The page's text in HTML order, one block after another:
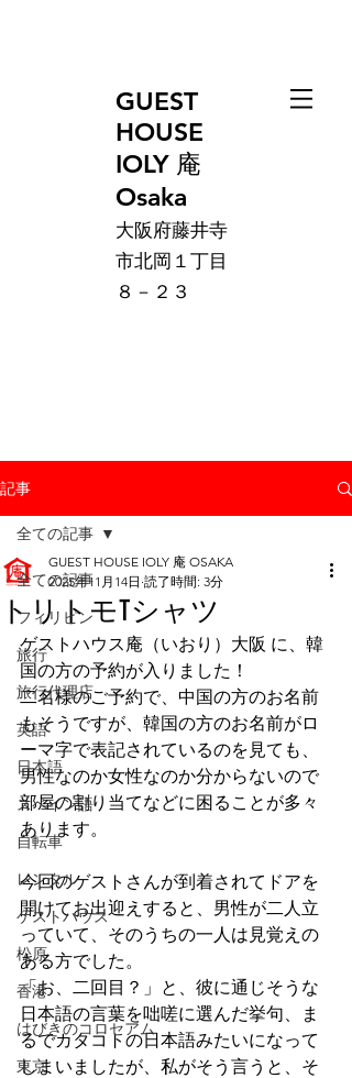
GUEST
HOUSE
IOLY 庵
Osaka
大阪府藤井寺
市北岡１丁目
８－２３
記事
全ての記事
フィリピン
旅行
旅行代理店
英語
日本語
スペイン語
自転車
レンタル
ゲストハウス
松原
香港
はびきのコロセアム
東京
全ての記事
トリトモTシャツ
GUEST HOUSE IOLY 庵 OSAKA
2025年11月14日 読了時間: 3分
ゲストハウス庵（いおり）大阪 に、韓
国の方の予約が入りました！
二名様のご予約で、中国の方のお名前
もそうですが、韓国の方のお名前がロ
ーマ字で表記されているのを見ても、
男性なのか女性なのか分からないので
部屋の割り当てなどに困ることが多々
あります。
今回のゲストさんが到着されてドアを
開けてお出迎えすると、男性が二人立
っていて、そのうちの一人は見覚えの
ある方でした。
「お、二回目？」と、彼に通じそうな
日本語の言葉を咄嗟に選んだ挙句、ま
るでカタコトの日本語みたいになって
しまいましたが、私がそう言うと、そ